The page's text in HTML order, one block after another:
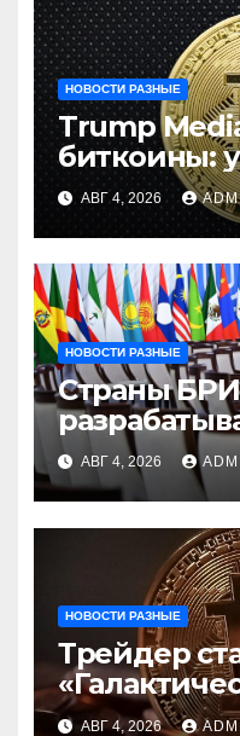
НОВОСТИ РАЗНЫЕ
Trump
биткоины:
АВГ 4, 2026
НОВОСТИ РАЗНЫЕ
Страны
цифровых
АВГ 4, 2026
НОВОСТИ РАЗНЫЕ
Трейдер
Circle,
АВГ 4, 2026